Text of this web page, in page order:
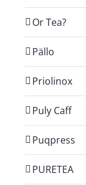
Or Tea?
Pällo
Priolinox
Puly Caff
Puqpress
PURETEA